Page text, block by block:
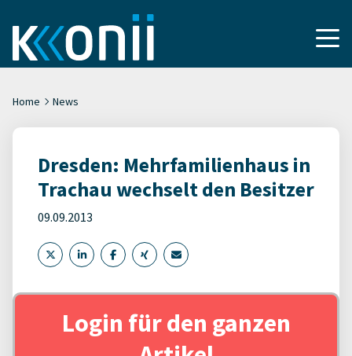
Home News
Dresden: Mehrfamilienhaus in
Trachau wechselt den Besitzer
09.09.2013
Login für den ganzen